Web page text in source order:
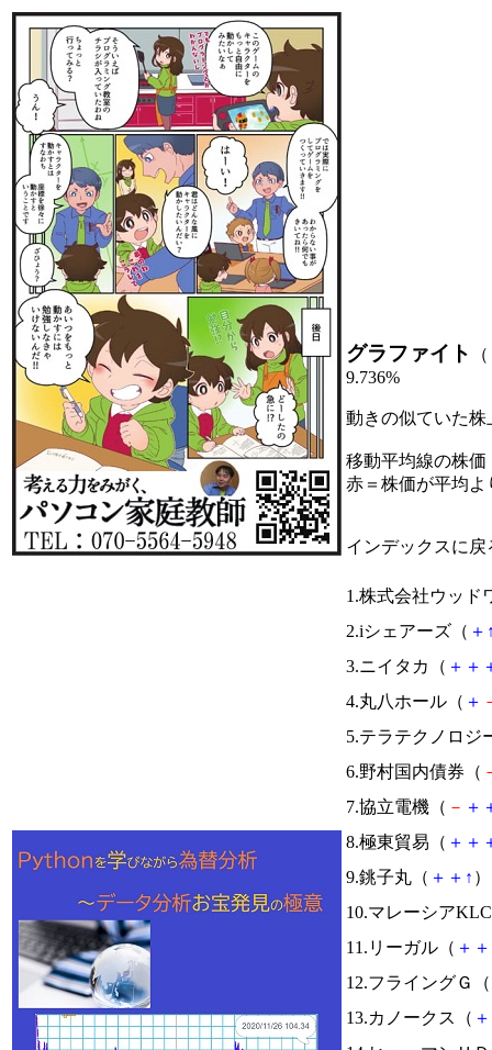
グラファイト （
9.736%
動きの似ていた
移動平均線の株価
赤＝株価が平均
インデックスに戻
1.株式会社ウッド
2.iシェアーズ（ ＋
3.ニイタカ（ ＋ ＋
4.丸八ホール（ ＋
5.テラテクノロジ
6.野村国内債券（
7.協立電機（ － ＋
8.極東貿易（ ＋ ＋
9.銚子丸（ ＋ ＋ ↑
10.マレーシア
11.リーガル（ ＋ ＋
12.フライングＧ（
13.カノークス（ ＋